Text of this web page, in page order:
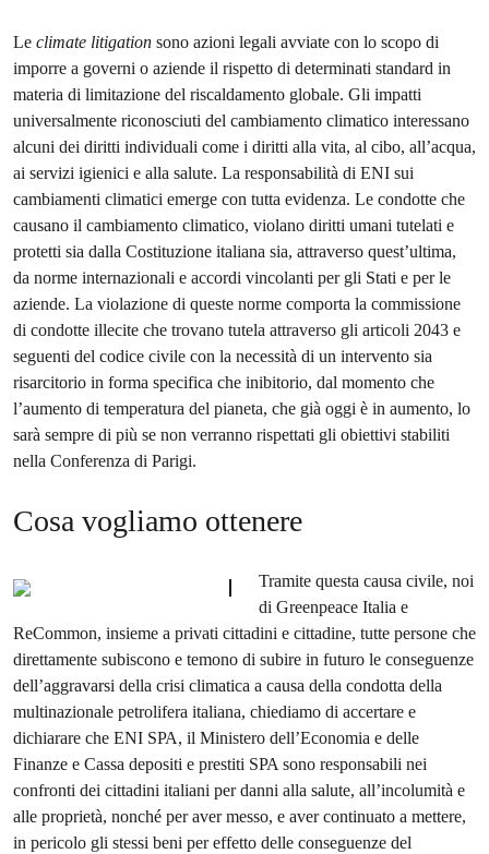
Le climate litigation sono azioni legali avviate con lo scopo di
imporre a governi o aziende il rispetto di determinati standard in
materia di limitazione del riscaldamento globale. Gli impatti
universalmente riconosciuti del cambiamento climatico interessano
alcuni dei diritti individuali come i diritti alla vita, al cibo, all’acqua,
ai servizi igienici e alla salute. La responsabilità di ENI sui
cambiamenti climatici emerge con tutta evidenza. Le condotte che
causano il cambiamento climatico, violano diritti umani tutelati e
protetti sia dalla Costituzione italiana sia, attraverso quest’ultima,
da norme internazionali e accordi vincolanti per gli Stati e per le
aziende. La violazione di queste norme comporta la commissione
di condotte illecite che trovano tutela attraverso gli articoli 2043 e
seguenti del codice civile con la necessità di un intervento sia
risarcitorio in forma specifica che inibitorio, dal momento che
l’aumento di temperatura del pianeta, che già oggi è in aumento, lo
sarà sempre di più se non verranno rispettati gli obiettivi stabiliti
nella Conferenza di Parigi.
Cosa vogliamo ottenere
Tramite questa causa civile, noi
di Greenpeace Italia e
ReCommon, insieme a privati cittadini e cittadine, tutte persone che
direttamente subiscono e temono di subire in futuro le conseguenze
dell’aggravarsi della crisi climatica a causa della condotta della
multinazionale petrolifera italiana, chiediamo di accertare e
dichiarare che ENI SPA, il Ministero dell’Economia e delle
Finanze e Cassa depositi e prestiti SPA sono responsabili nei
confronti dei cittadini italiani per danni alla salute, all’incolumità e
alle proprietà, nonché per aver messo, e aver continuato a mettere,
in pericolo gli stessi beni per effetto delle conseguenze del